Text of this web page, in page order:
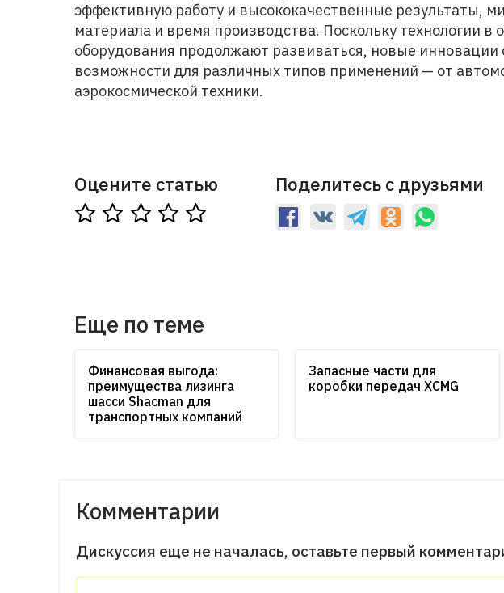
эффективную работу и высококачественные результаты,
материала и время производства. Поскольку технологии в
оборудования продолжают развиваться, новые
возможности для различных типов применений — от
аэрокосмической техники.
Оцените статью Поделитесь с друзьями
Еще по теме
Финансовая выгода:
преимущества лизинга
шасси Shacman для
транспортных компаний
Запасные части для
коробки передач XCMG
Комментарии
Дискуссия еще не началась, оставьте первый